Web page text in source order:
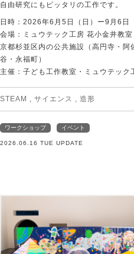
自由研究にもピッタリの工作です。
日時：2026年6月5日（日）ー9月6日
会場：ミュウテック工房 花小金井教室
京都杉並区内の公共施設（高円寺・阿
谷・永福町）
主催：子ども工作教室・ミュウテック
STEAM , サイエンス , 造形
ワークショップ イベント
2026.06.16 TUE UPDATE